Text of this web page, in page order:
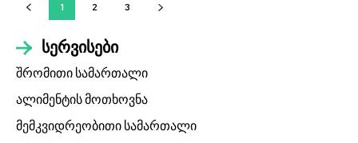
1 2 3
სერვისები
შრომითი სამართალი
ალიმენტის მოთხოვნა
მემკვიდრეობითი სამართალი